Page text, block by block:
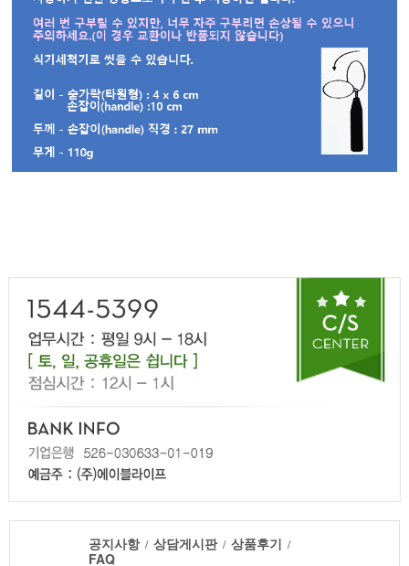
공지사항/ 상담게시판/ 상품후기 /
FAQ